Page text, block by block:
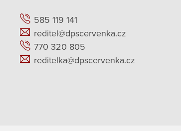
585 119 141
reditel@dpscervenka.cz
770 320 805
reditelka@dpscervenka.cz